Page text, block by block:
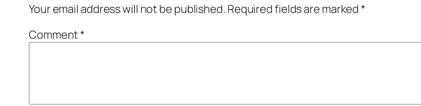
Your email address will not be published. Required fields are marked*
Comment*